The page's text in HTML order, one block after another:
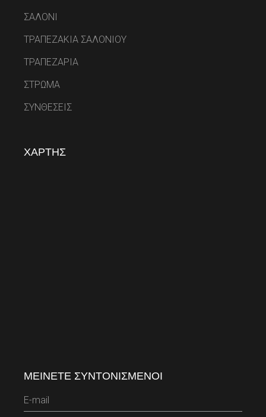
ΣΑΛΟΝΙ
ΤΡΑΠΕΖΑΚΙΑ ΣΑΛΟΝΙΟΥ
ΤΡΑΠΕΖΑΡΙΑ
ΣΤΡΩΜΑ
ΣΥΝΘΕΣΕΙΣ
ΧΑΡΤΗΣ
ΜΕΙΝΕΤΕ ΣΥΝΤΟΝΙΣΜΕΝΟΙ